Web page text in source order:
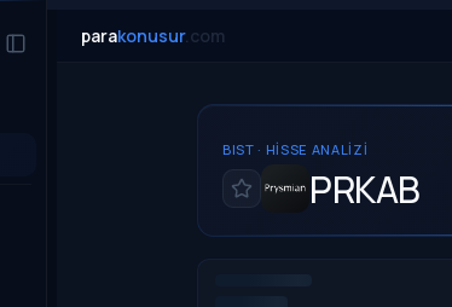
parakonusur.com
BIST · HISSE ANALIZI
PRKAB